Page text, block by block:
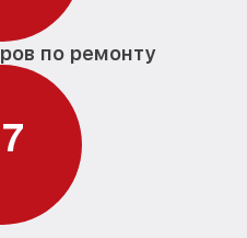
по ремонту
7